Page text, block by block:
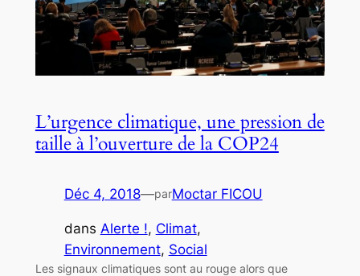
L’urgence climatique, une pression de
taille à l’ouverture de la COP24
Déc 4, 2018—parMoctar FICOU
dans Alerte !, Climat
Environnement, Social
Les signaux climatiques sont au rouge alors que